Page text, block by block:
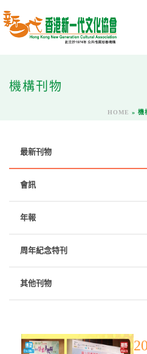
機構刊物
HOME » 機
最新刊物
會訊
年報
周年紀念特刊
其他刊物